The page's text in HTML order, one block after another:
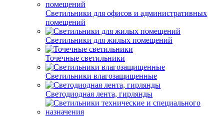
Светильники для офисов и административных
помещений
Светильники для жилых помещений
Точечные светильники
Светильники влагозащищенные
Светодиодная лента, гирлянды